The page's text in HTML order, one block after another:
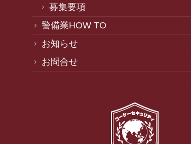
募集要項
警備業HOW TO
お知らせ
お問合せ